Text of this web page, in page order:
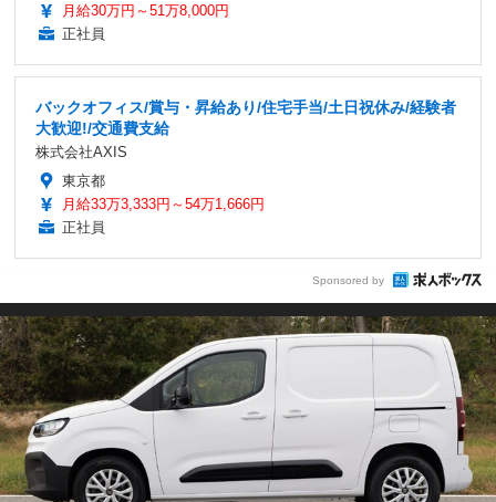
月給30万円～51万8,000円
正社員
バックオフィス/賞与・昇給あり/住宅手当/土日祝休み/経験者
大歓迎!/交通費支給
株式会社AXIS
東京都
月給33万3,333円～54万1,666円
正社員
Sponsored by